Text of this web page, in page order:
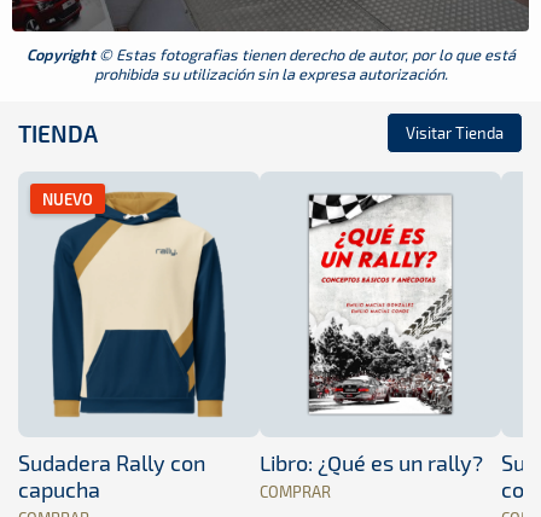
Copyright© Estas fotografias tienen derecho de autor, por lo que está
prohibida su utilización sin la expresa autorización.
TIENDA Visitar Tienda
NUEVO
Sudadera Rally con
capucha
Libro: ¿Qué es un rally?
COMPRAR